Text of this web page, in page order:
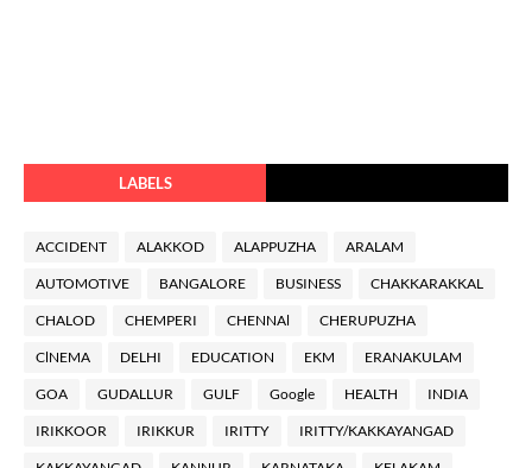
LABELS
ACCIDENT ALAKKOD ALAPPUZHA ARALAM
AUTOMOTIVE BANGALORE BUSINESS CHAKKARAKKAL
CHALOD CHEMPERI CHENNAl CHERUPUZHA
ClNEMA DELHI EDUCATION EKM ERANAKULAM
GOA GUDALLUR GULF Google HEALTH INDIA
IRIKKOOR IRIKKUR IRITTY IRITTY/KAKKAYANGAD